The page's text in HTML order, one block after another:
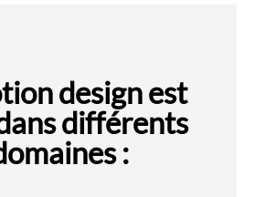
design est
différents
: